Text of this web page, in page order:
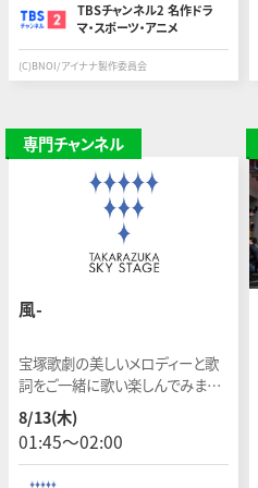
TBSチャンネル2 名作ドラ
マ・スポーツ・アニメ
(C)BNOI/アイナナ製作委員会
専門チャンネル
風-
宝塚歌劇の美しいメロディーと歌
詞をご一緒に歌い楽しんでみませ
んか。今回は「風」をテーマにお送り
します。
8/13(木)
01:45〜02:00